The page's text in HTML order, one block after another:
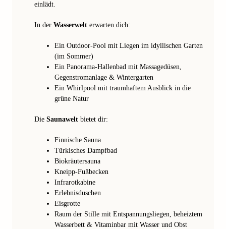
einlädt.
In der Wasserwelt erwarten dich:
Ein Outdoor-Pool mit Liegen im idyllischen Garten
(im Sommer)
Ein Panorama-Hallenbad mit Massagedüsen,
Gegenstromanlage & Wintergarten
Ein Whirlpool mit traumhaftem Ausblick in die
grüne Natur
Die Saunawelt bietet dir:
Finnische Sauna
Türkisches Dampfbad
Biokräutersauna
Kneipp-Fußbecken
Infrarotkabine
Erlebnisduschen
Eisgrotte
Raum der Stille mit Entspannungsliegen, beheiztem
Wasserbett & Vitaminbar mit Wasser und Obst